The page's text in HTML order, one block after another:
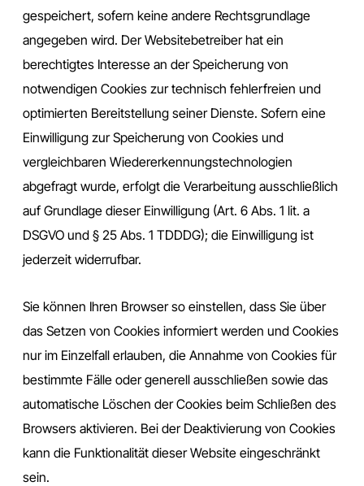
gespeichert, sofern keine andere Rechtsgrundlage
angegeben wird. Der Websitebetreiber hat ein
berechtigtes Interesse an der Speicherung von
notwendigen Cookies zur technisch fehlerfreien und
optimierten Bereitstellung seiner Dienste. Sofern eine
Einwilligung zur Speicherung von Cookies und
vergleichbaren Wiedererkennungstechnologien
abgefragt wurde, erfolgt die Verarbeitung ausschließlich
auf Grundlage dieser Einwilligung (Art. 6 Abs. 1 lit. a
DSGVO und § 25 Abs. 1 TDDDG); die Einwilligung ist
jederzeit widerrufbar.
Sie können Ihren Browser so einstellen, dass Sie über
das Setzen von Cookies informiert werden und Cookies
nur im Einzelfall erlauben, die Annahme von Cookies für
bestimmte Fälle oder generell ausschließen sowie das
automatische Löschen der Cookies beim Schließen des
Browsers aktivieren. Bei der Deaktivierung von Cookies
kann die Funktionalität dieser Website eingeschränkt
sein.